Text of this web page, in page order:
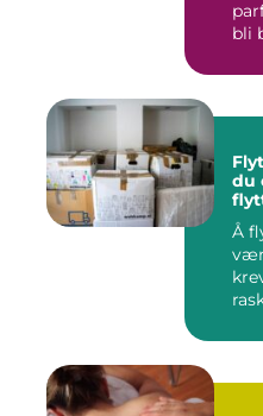
bli
du
Å